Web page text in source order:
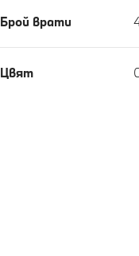
Брой врати 4
Цвят